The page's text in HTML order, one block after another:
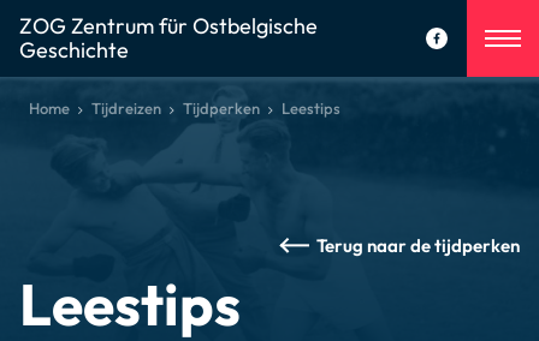
ZOG Zentrum für Ostbelgische
Geschichte
Home Tijdreizen Tijdperken Leestips
Terug naar de tijdperken
Leestips